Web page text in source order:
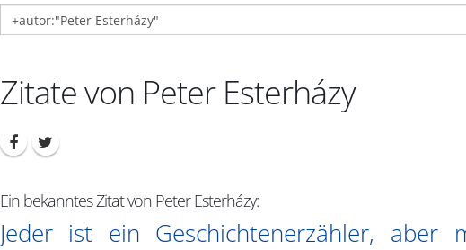
Zitate von Peter Esterházy
Ein bekanntes Zitat von Peter Esterházy:
Jeder ist ein Geschichtenerzähler,